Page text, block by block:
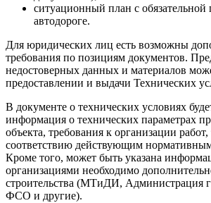
ситуационный план с обязательной
автодороге.
Для юридических лиц есть возможны
требования по позициям документов.
недостоверных данных и материалов
предоставлении и выдачи Технических
В документе о технических условиях
информация о технических параметрах
объекта, требования к организации
соответствию действующим
Кроме того, может быть указана
организациями необходимо
строительства (МТиДИ, Администрация
ФСО и другие).